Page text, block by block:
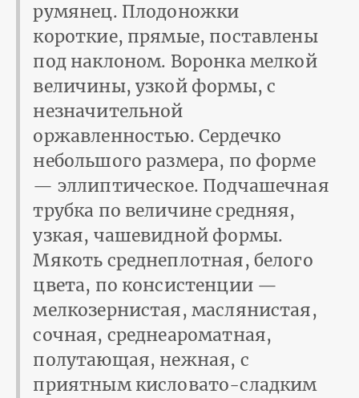
румянец. Плодоножки
короткие, прямые, поставлены
под наклоном. Воронка мелкой
величины, узкой формы, с
незначительной
оржавленностью. Сердечко
небольшого размера, по форме
— эллиптическое. Подчашечная
трубка по величине средняя,
узкая, чашевидной формы.
Мякоть среднеплотная, белого
цвета, по консистенции —
мелкозернистая, маслянистая,
сочная, среднеароматная,
полутающая, нежная, с
приятным кисловато-сладким